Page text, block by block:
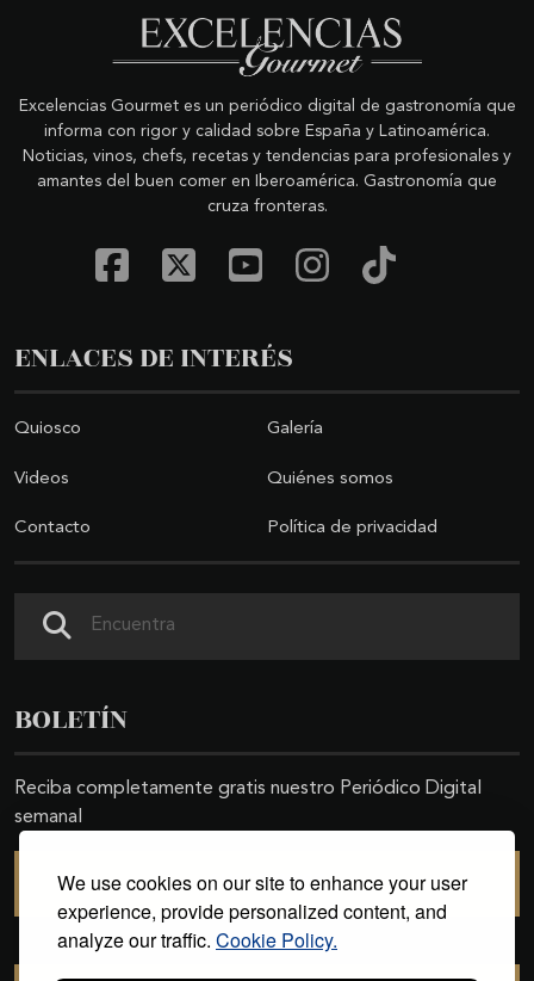
We use cookies on our site to enhance your user
experience, provide personalized content, and
analyze our traffic. Cookie Policy.
Excelencias Gourmet es un periódico digital de gastronomía que
informa con rigor y calidad sobre España y Latinoamérica.
Noticias, vinos, chefs, recetas y tendencias para profesionales y
amantes del buen comer en Iberoamérica. Gastronomía que
cruza fronteras.
ENLACES DE INTERÉS
Quiosco Galería
Videos Quiénes somos
Contacto Política de privacidad
BOLETÍN
Reciba completamente gratis nuestro Periódico Digital
semanal
SUSCRIBIRSE